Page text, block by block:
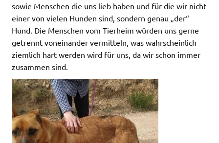
sowie Menschen die uns lieb haben und für die wir nicht
einer von vielen Hunden sind, sondern genau „der“
Hund. Die Menschen vom Tierheim würden uns gerne
getrennt voneinander vermitteln, was wahrscheinlich
ziemlich hart werden wird für uns, da wir schon immer
zusammen sind.